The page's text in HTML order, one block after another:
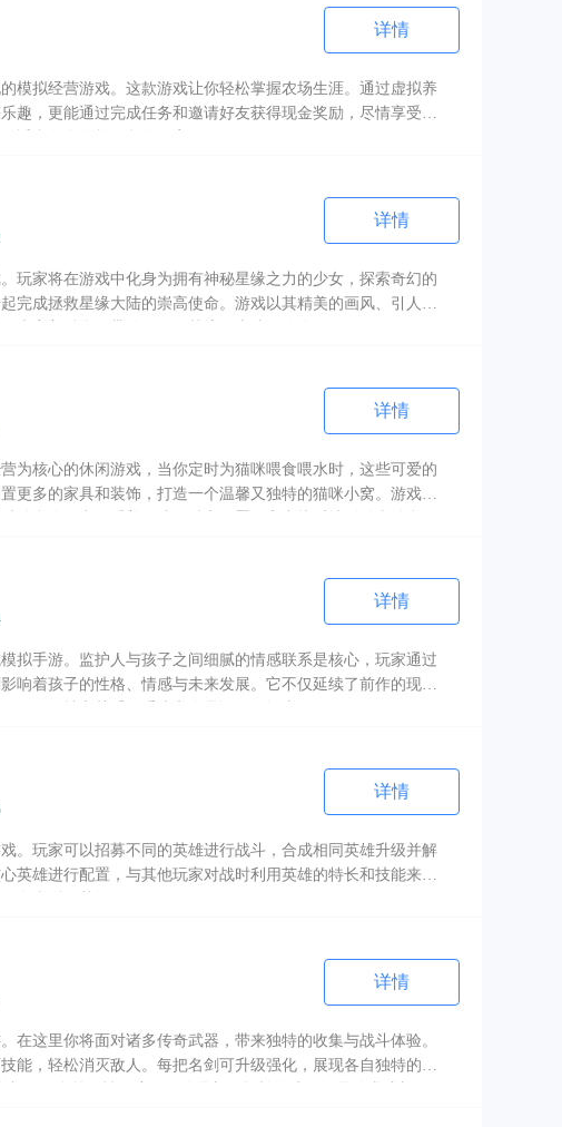
详情
模拟经营游戏。这款游戏让你轻松掌握农场生涯。通过虚拟养
趣，更能通过完成任务和邀请好友获得现金奖励，尽情享受带
详情
玩家将在游戏中化身为拥有神秘星缘之力的少女，探索奇幻的
完成拯救星缘大陆的崇高使命。游戏以其精美的画风、引人入
详情
为核心的休闲游戏，当你定时为猫咪喂食喂水时，这些可爱的
更多的家具和装饰，打造一个温馨又独特的猫咪小窝。游戏中
详情
拟手游。监护人与孩子之间细腻的情感联系是核心，玩家通过
响着孩子的性格、情感与未来发展。它不仅延续了前作的现实
详情
。玩家可以招募不同的英雄进行战斗，合成相同英雄升级并解
英雄进行配置，与其他玩家对战时利用英雄的特长和技能来赢
详情
在这里你将面对诸多传奇武器，带来独特的收集与战斗体验。
能，轻松消灭敌人。每把名剑可升级强化，展现各自独特的战